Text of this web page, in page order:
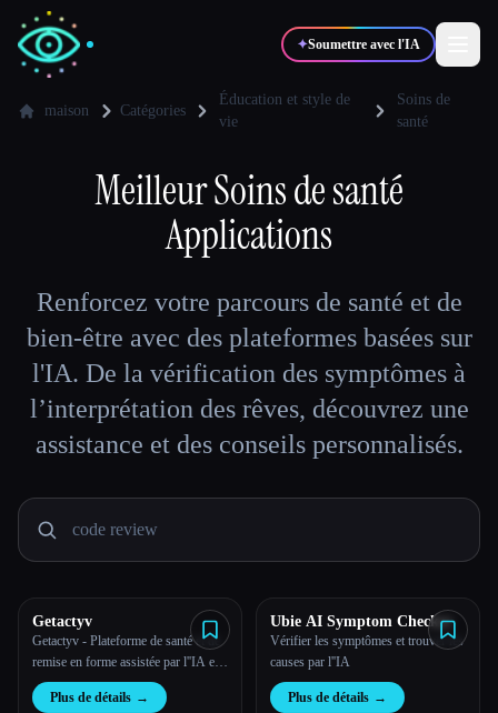
✦Soumettre avec l'IA
📈 Marketeurs
🎓Étudiants 🎬 Créateurs
Toutes les catégories
maison Catégories
Éducation et style de
vie
Soins de
santé
MeilleurSoins de santé
Applications
Renforcez votre parcours de santé et de
bien-être avec des plateformes basées sur
l'IA. De la vérification des symptômes à
l’interprétation des rêves, découvrez une
assistance et des conseils personnalisés.
Getactyv
Getactyv - Plateforme de santé et de
remise en forme assistée par l''IA et
la vision par ordinateur
Plus de détails →
Ubie AI Symptom Checker
Vérifier les symptômes et trouver les
causes par l''IA
Plus de détails →